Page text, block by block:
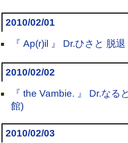
2010/02/01
『 Ap(r)il 』 Dr.ひさと 脱退
2010/02/02
『 the Vambie. 』 Dr.なる
館)
2010/02/03